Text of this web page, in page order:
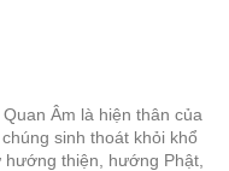
Quan Âm là hiện thân của
sinh thoát khỏi khổ
thiện, hướng Phật,